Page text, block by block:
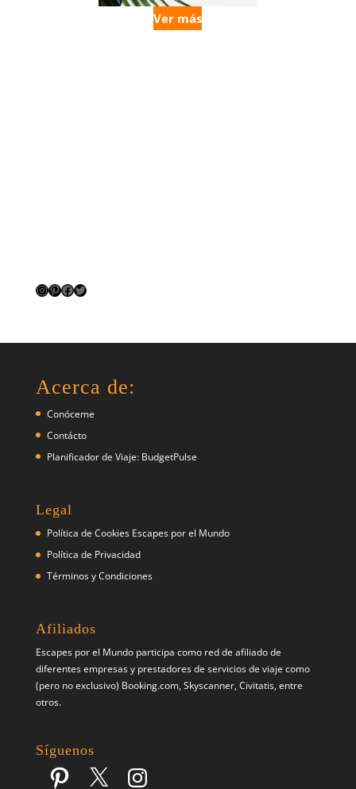
Ver más
Instagram
Pinterest
Facebook
Twitter
Acerca de:
Conóceme
Contácto
Planificador de Viaje: BudgetPulse
Legal
Política de Cookies Escapes por el Mundo
Política de Privacidad
Términos y Condiciones
Afiliados
Escapes por el Mundo participa como red de afiliado de
diferentes empresas y prestadores de servicios de viaje como
(pero no exclusivo) Booking.com, Skyscanner, Civitatis, entre
otros.
Síguenos
Pinterest X Instagram